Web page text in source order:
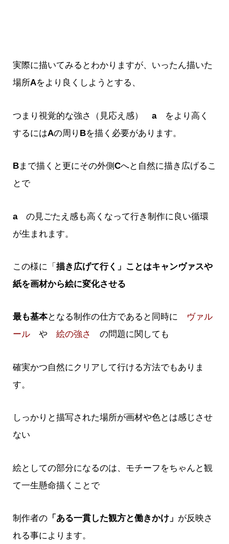
実際に描いてみるとわかりますが、いったん描いた
場所Aをより良くしようとする、
つまり視覚的な強さ（見応え感） aをより高く
するにはAの周り Bを描く必要があります。
Bまで描くと更にその外側Cへと自然に描き広げるこ
とで
aの見ごたえ感も高くなって行き制作に良い循環
が生まれます。
この様に「 描き広げて行く」ことはキャンヴァスや
紙を画材から絵に変化させる
最も基本となる制作の仕方であると同時に
ヴァル
ールや 絵の強さ の問題に関しても
確実かつ自然にクリアして行ける方法でもありま
す。
しっかりと描写された場所が画材や色とは感じさせ
ない
絵としての部分になるのは、モチーフをちゃんと観
て一生懸命描くことで
制作者の「ある一貫した観方と働きかけ」 が反映さ
れる事によります。